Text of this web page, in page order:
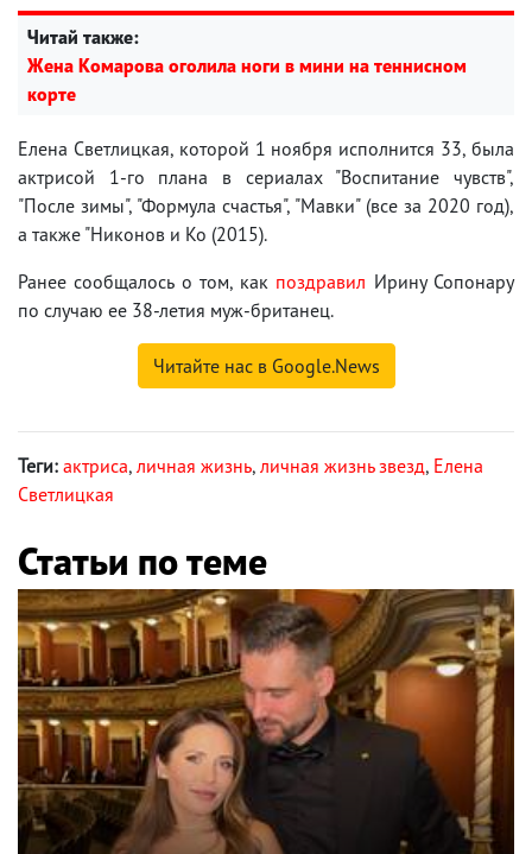
Читай также:
Жена Комарова оголила ноги в мини на теннисном
корте
Елена Светлицкая, которой 1 ноября исполнится 33, была
актрисой 1-го плана в сериалах "Воспитание чувств",
"После зимы", "Формула счастья", "Мавки" (все за 2020 год),
а также "Никонов и Ко (2015).
Ранее сообщалось о том, как поздравил Ирину Сопонару
по случаю ее 38-летия муж-британец.
Читайте нас в Google.News
Теги: актриса, личная жизнь, личная жизнь звезд, Елена
Светлицкая
Статьи по теме